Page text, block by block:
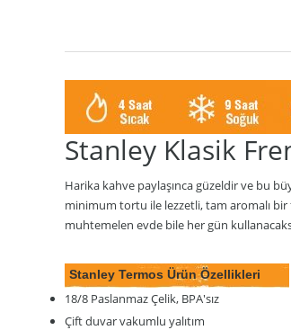
Stanley Klasik
Harika kahve paylaşınca güzeldir ve bu
minimum tortu ile lezzetli, tam aromalı bir
muhtemelen evde bile her gün
Stanley Termos Ürün Özellikleri
18/8 Paslanmaz Çelik, BPA'sız
Çift duvar vakumlu yalıtım